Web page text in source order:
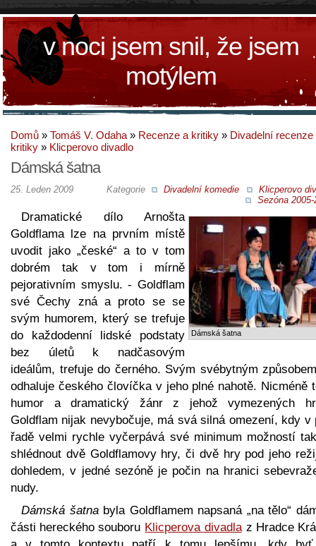
v noci jsem snil, že jsem
motýlem
Domů » Tomáš V. Odaha » Recenze a kritiky » Divadelní recenze
kritiky » Klicperovo divadlo
Dámská šatna
Kategorie Divadelní komedie
Klicperovo
Sezóna 2005-
25. Leden 2009
Dámská šatna
Dramatické dílo Arnošta
Goldflama lze na prvním místě
uvodit jako „české“ a to v tom
dobrém tak v tom i mírně
pejorativním smyslu. - Goldflam
své Čechy zná a proto se se
svým humorem, který se trefuje
do každodenní lidské podstaty
bez úletů k nadčasovým
ideálům, trefuje do černého. Svým svébytným
odhaluje českého človíčka v jeho plné nahotě. Nicméně
humor a dramatický žánr z jehož vymezených
Goldflam nijak nevybočuje, má svá silná omezení, kdy v
řadě velmi rychle vyčerpává své minimum možností
shlédnout dvě Goldflamovy hry, či dvě hry pod jeho
dohledem, v jedné sezóně je počin na hranici
nudy.
Dámská šatnabyla Goldflamem napsaná „na tělo“
části hereckého souboru Klicperova divadla z Hradce